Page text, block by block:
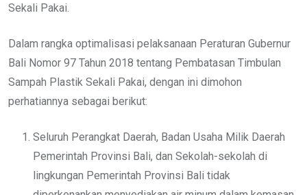
Sekali Pakai.
Dalam rangka optimalisasi pelaksanaan Peraturan Gubernur
Bali Nomor 97 Tahun 2018 tentang Pembatasan Timbulan
Sampah Plastik Sekali Pakai, dengan ini dimohon
perhatiannya sebagai berikut:
Seluruh Perangkat Daerah, Badan Usaha Milik Daerah
Pemerintah Provinsi Bali, dan Sekolah-sekolah di
lingkungan Pemerintah Provinsi Bali tidak